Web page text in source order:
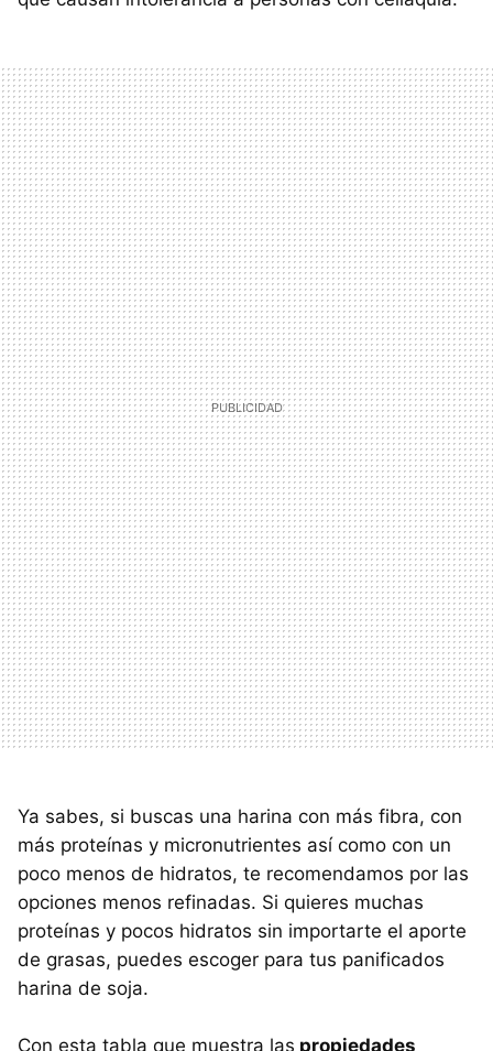
Ya sabes, si buscas una harina con más fibra, con
más proteínas y micronutrientes así como con un
poco menos de hidratos, te recomendamos por las
opciones menos refinadas. Si quieres muchas
proteínas y pocos hidratos sin importarte el aporte
de grasas, puedes escoger para tus panificados
harina de soja.
Con esta tabla que muestra las propiedades